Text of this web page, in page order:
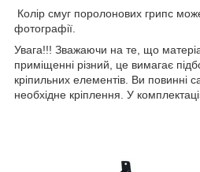
Колір смуг поролонових грипс може
фотографії.
Увага!!! Зважаючи на те, що
приміщенні різний, це вимагає
кріпильних елементів. Ви повинні
необхідне кріплення. У